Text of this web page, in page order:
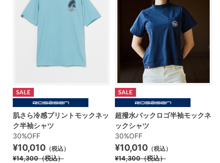
肌さら冷感プリントモックネッ
ク半袖シャツ
30%OFF
¥10,010 （税込）
¥14,300（税込）
超撥水バックロゴ半袖モックネ
ックシャツ
30%OFF
¥10,010 （税込）
¥14,300（税込）